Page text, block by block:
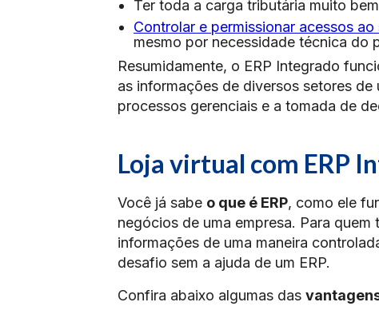
Ter toda a carga tributária muito
Controlar e permissionar acessos ao
mesmo por necessidade técnica do
Resumidamente, o ERP Integrado
as informações de diversos setores
processos gerenciais e a tomada de
Loja virtual com ERP
Você já sabe o que é ERP, como ele
negócios de uma empresa. Para
informações de uma maneira
desafio sem a ajuda de um ERP.
Confira abaixo algumas das